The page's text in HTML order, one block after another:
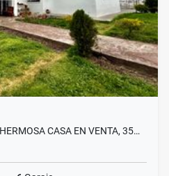
CASA EN VENTA, 35…